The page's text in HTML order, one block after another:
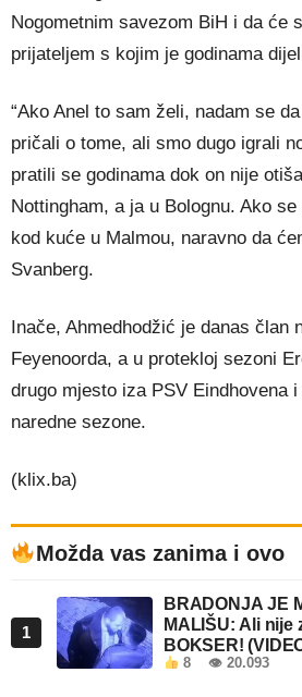
Nogometnim savezom BiH i da će
prijateljem s kojim je godinama
“Ako Anel to sam želi, nadam se
pričali o tome, ali smo dugo igrali
pratili se godinama dok on nije
Nottingham, a ja u Bolognu. Ako
kod kuće u Malmou, naravno da
Svanberg.
Inače, Ahmedhodžić je danas član
Feyenoorda, a u protekloj sezoni
drugo mjesto iza PSV Eindhovena
naredne sezone.
(klix.ba)
Možda vas zanima i ovo
1
BRADONJA JE
MALIŠU: Ali nije
BOKSER!
8 👁 20.093